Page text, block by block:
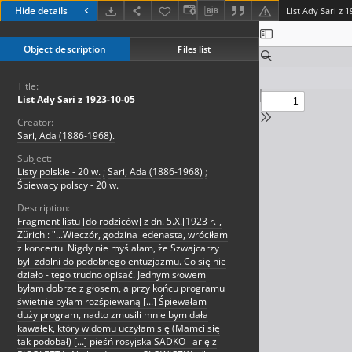
Hide details List Ady Sari z
Object description Files list
Title:
List Ady Sari z 1923-10-05
Creator:
Sari, Ada (1886-1968).
Subject:
Listy polskie - 20 w. ; Sari, Ada (1886-1968) ;
Śpiewacy polscy - 20 w.
Description:
Fragment listu [do rodziców] z dn. 5.X.[1923 r.],
Zürich : "...Wieczór, godzina jedenasta, wróciłam
z koncertu. Nigdy nie myślałam, że Szwajcarzy
byli zdolni do podobnego entuzjazmu. Co się nie
działo - tego trudno opisać. Jednym słowem
byłam dobrze z głosem, a przy końcu programu
świetnie byłam rozśpiewaną [...] Śpiewałam
duży program, nadto zmusili mnie bym dała
kawałek, który w domu uczyłam się (Mamci się
tak podobał) [...] pieśń rosyjska SADKO i arię z